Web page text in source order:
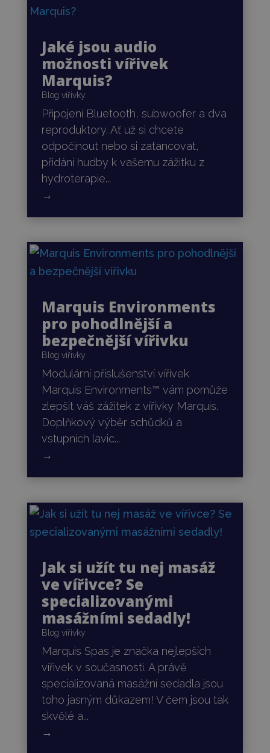
Jaké jsou audio
možnosti vířivek
Marquis?
Blog vířivky
Připojení Bluetooth, subwoofer a dva
reproduktory. Ať už si chcete
odpočinout nebo si zatancovat,
přidání hudby k vašemu zážitku z
hydroterapie...
→
Marquis Environments
pro pohodlnější a
bezpečnější vířivku
Blog vířivky
Modulární příslušenství vířivek
Marquis Environments™ vám pomůže
zlepšit váš zážitek z vířivky Marquis.
Doplňkový výběr schůdků a
vstupních lavic...
→
Jak si užít tu nej masáž
ve vířivce? Se
specializovanými
masážními sedadly!
Blog vířivky
Marquis Spas je značka nejlepších
vířivek v současnosti. A právě
specializovaná masážní sedadla jsou
toho jasným důkazem! V čem jsou tak
skvělé a...
→